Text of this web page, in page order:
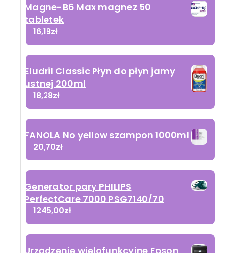
Magne-B6 Max magnez 50
tabletek
16,18zł
Eludril Classic Płyn do płyn jamy
ustnej 200ml
18,28zł
FANOLA No yellow szampon 1000ml
20,70zł
Generator pary PHILIPS
PerfectCare 7000 PSG7140/70
1245,00zł
Urządzenie wielofunkcyjne Epson